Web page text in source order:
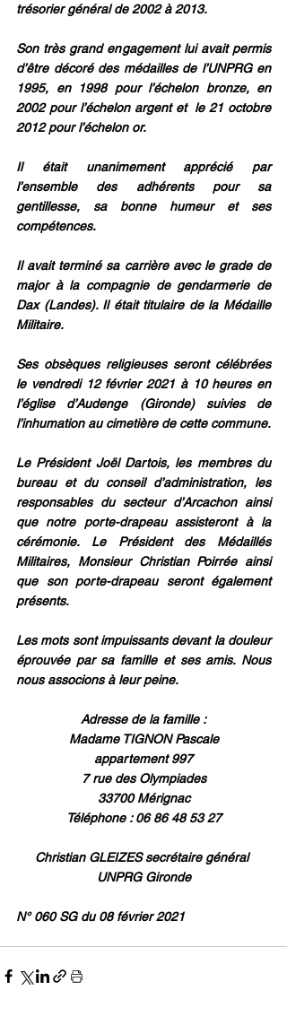
trésorier général de 2002 à 2013.
Son très grand engagement lui avait permis
d’être décoré des médailles de l’UNPRG en
1995, en 1998 pour l’échelon bronze, en
2002 pour l’échelon argent et  le 21 octobre
2012 pour l’échelon or.
Il était unanimement apprécié par
l’ensemble des adhérents pour sa
gentillesse, sa bonne humeur et ses
compétences.
Il avait terminé sa carrière avec le grade de
major à la compagnie de gendarmerie de
Dax (Landes). Il était titulaire de la Médaille
Militaire.
Ses obsèques religieuses seront célébrées
le vendredi 12 février 2021 à 10 heures en
l’église d’Audenge (Gironde) suivies de
l’inhumation au cimetière de cette commune.
Le Président Joël Dartois, les membres du
bureau et du conseil d’administration, les
responsables du secteur d’Arcachon ainsi
que notre porte-drapeau assisteront à la
cérémonie. Le Président des Médaillés
Militaires, Monsieur Christian Poirrée ainsi
que son porte-drapeau seront également
présents.
Les mots sont impuissants devant la douleur
éprouvée par sa famille et ses amis. Nous
nous associons à leur peine.
Adresse de la famille :
Madame TIGNON Pascale
appartement 997
7 rue des Olympiades
33700 Mérignac
Téléphone : 06 86 48 53 27
Christian GLEIZES secrétaire général
UNPRG Gironde
N° 060 SG du 08 février 2021